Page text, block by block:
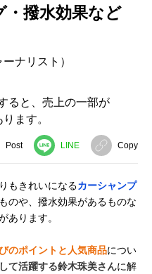
・撥水効果など
ナリスト）
ると、売上の一部が
ます。
Post LINE Copy
もきれいになるカーシャンプ
のや、撥水効果があるものな
あります。
のポイントと人気商品につい
て活躍する鈴木珠美さんに解